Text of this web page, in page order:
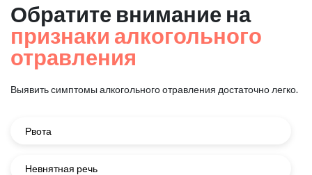
Обратите внимание на
признаки алкогольного
отравления
Выявить симптомы алкогольного отравления достаточно легко.
Рвота
Невнятная речь